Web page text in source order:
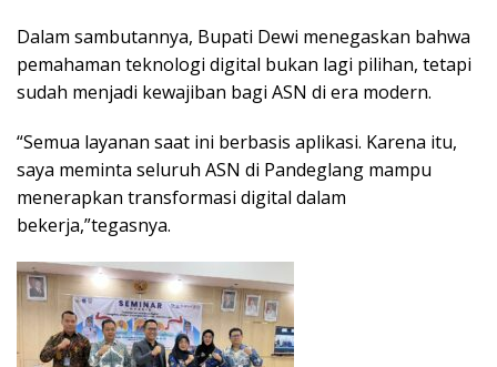
Dalam sambutannya, Bupati Dewi menegaskan bahwa
pemahaman teknologi digital bukan lagi pilihan, tetapi
sudah menjadi kewajiban bagi ASN di era modern.
“Semua layanan saat ini berbasis aplikasi. Karena itu,
saya meminta seluruh ASN di Pandeglang mampu
menerapkan transformasi digital dalam
bekerja,”tegasnya.